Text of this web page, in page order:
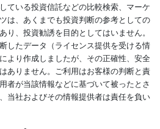
ている投資信託などの比較検索、マーケ
は、あくまでも投資判断の参考としての
り、投資勧誘を目的としてはいません。
したデータ（ライセンス提供を受ける情
より作成しましたが、その正確性、安全
ありません。ご利用はお客様の判断と責
者が当該情報などに基づいて被ったとさ
当社およびその情報提供者は責任を負い